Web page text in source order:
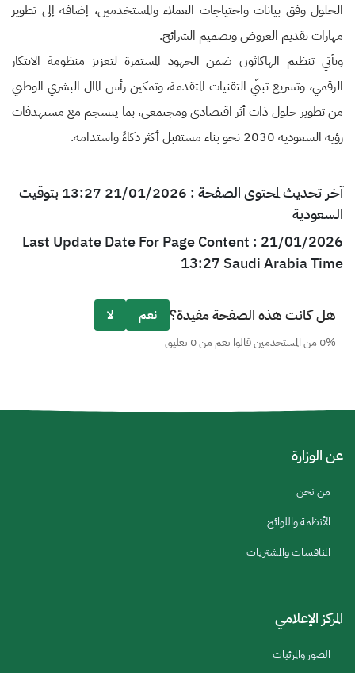
الحلول وفق بيانات واحتياجات العملاء والمستخدمين، إضافة إلى تطوير
مهارات تقديم العروض وتصميم الشرائح.
ويأتي تنظيم الهاكاثون ضمن الجهود المستمرة لتعزيز منظومة الابتكار
الرقمي، وتسريع تبنّي التقنيات المتقدمة، وتمكين رأس المال البشري الوطني
من تطوير حلول ذات أثر اقتصادي ومجتمعي، بما ينسجم مع مستهدفات
رؤية السعودية 2030 نحو بناء مستقبل أكثر ذكاءً واستدامة.
آخر تحديث لمحتوى الصفحة : 21/01/2026 13:27 بتوقيت
السعودية
Last Update Date For Page Content : 21/01/2026
13:27 Saudi Arabia Time
هل كانت هذه الصفحة مفيدة؟ نعم لا
0% من المستخدمين قالوا نعم من 0 تعليق
عن الوزارة
من نحن
الأنظمة واللوائح
المنافسات والمشتريات
المركز الإعلامي
الصور والمرئيات